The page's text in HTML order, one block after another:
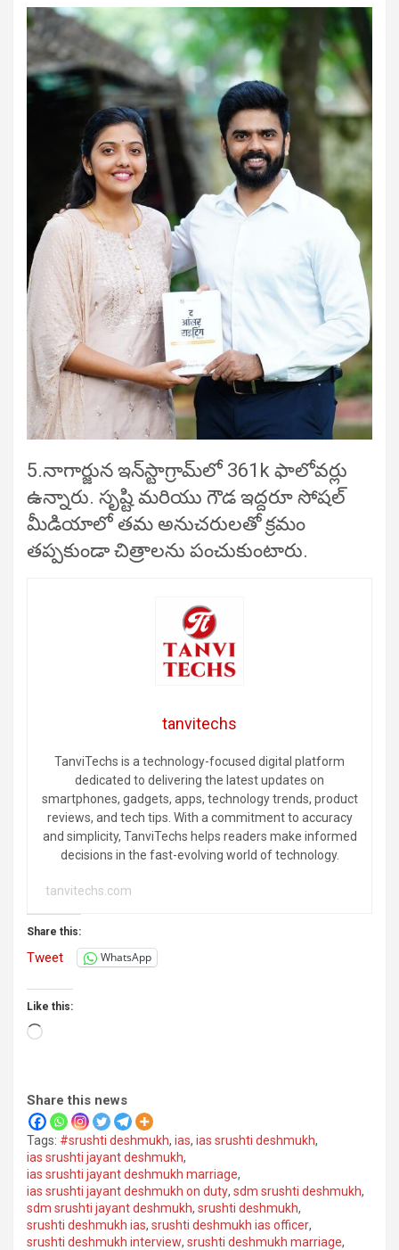
5.నాగార్జున ఇన్‌స్టాగ్రామ్‌లో 361k ఫాలోవర్లు
ఉన్నారు. సృష్టి మరియు గౌడ ఇద్దరూ సోషల్
మీడియాలో తమ అనుచరులతో క్రమం
తప్పకుండా చిత్రాలను పంచుకుంటారు.
tanvitechs
TanviTechs is a technology-focused digital platform
dedicated to delivering the latest updates on
smartphones, gadgets, apps, technology trends, product
reviews, and tech tips. With a commitment to accuracy
and simplicity, TanviTechs helps readers make informed
decisions in the fast-evolving world of technology.
tanvitechs.com
Share this:
Tweet WhatsApp
Like this:
Loading…
Share this news
Tags: #srushti deshmukh, ias, ias srushti deshmukh,
ias srushti jayant deshmukh,
ias srushti jayant deshmukh marriage,
ias srushti jayant deshmukh on duty, sdm srushti deshmukh,
sdm srushti jayant deshmukh, srushti deshmukh,
srushti deshmukh ias, srushti deshmukh ias officer,
srushti deshmukh interview, srushti deshmukh marriage,